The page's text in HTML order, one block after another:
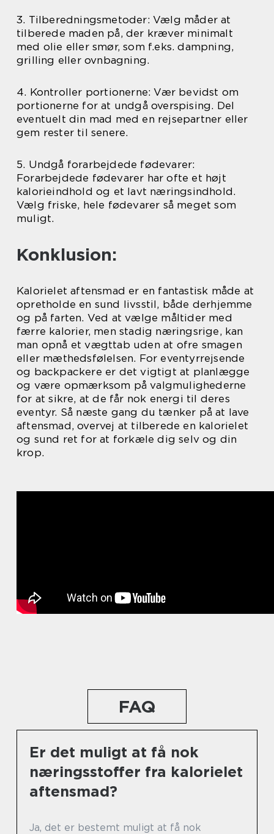
3. Tilberedningsmetoder: Vælg måder at
tilberede maden på, der kræver minimalt
med olie eller smør, som f.eks. dampning,
grilling eller ovnbagning.
4. Kontroller portionerne: Vær bevidst om
portionerne for at undgå overspising. Del
eventuelt din mad med en rejsepartner eller
gem rester til senere.
5. Undgå forarbejdede fødevarer:
Forarbejdede fødevarer har ofte et højt
kalorieindhold og et lavt næringsindhold.
Vælg friske, hele fødevarer så meget som
muligt.
Konklusion:
Kalorielet aftensmad er en fantastisk måde at
opretholde en sund livsstil, både derhjemme
og på farten. Ved at vælge måltider med
færre kalorier, men stadig næringsrige, kan
man opnå et vægttab uden at ofre smagen
eller mæthedsfølelsen. For eventyrrejsende
og backpackere er det vigtigt at planlægge
og være opmærksom på valgmulighederne
for at sikre, at de får nok energi til deres
eventyr. Så næste gang du tænker på at lave
aftensmad, overvej at tilberede en kalorielet
og sund ret for at forkæle dig selv og din
krop.
FAQ
Er det muligt at få nok
næringsstoffer fra kalorielet
aftensmad?
Ja, det er bestemt muligt at få nok